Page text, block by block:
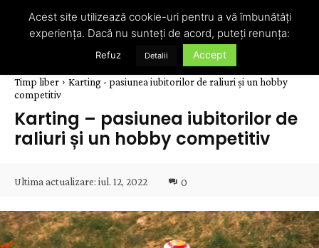
Timp liber
Karting - pasiunea iubitorilor de raliuri și un hobby
competitiv
Karting – pasiunea iubitorilor de
raliuri și un hobby competitiv
Ultima actualizare: iul. 12, 2022 0
Acest site utilizează cookie-uri pentru a vă îmbunătăți
experiența. Dacă nu sunteți de acord, puteți renunța:
Refuz Detalii Accept